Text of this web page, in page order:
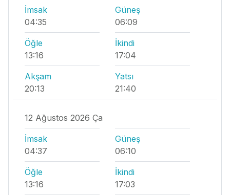
İmsak
04:35
Güneş
06:09
Öğle
13:16
İkindi
17:04
Akşam
20:13
Yatsı
21:40
12 Ağustos 2026 Ça
İmsak
04:37
Güneş
06:10
Öğle
13:16
İkindi
17:03